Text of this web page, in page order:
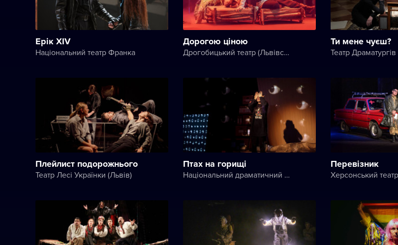
Ерік XIV
Національний театр Франка
Дорогою ціною
Дрогобицький театр (Львівський академічний обласний музично-драматичний театр імені Юрія Дрогобича)
Ти мене чуєш?
Театр Драматургів
Плейлист подорожнього
Театр Лесі Українки (Львів)
Птах на горищі
Національний драматичний театр імені Марії Заньковецької
Перевізник